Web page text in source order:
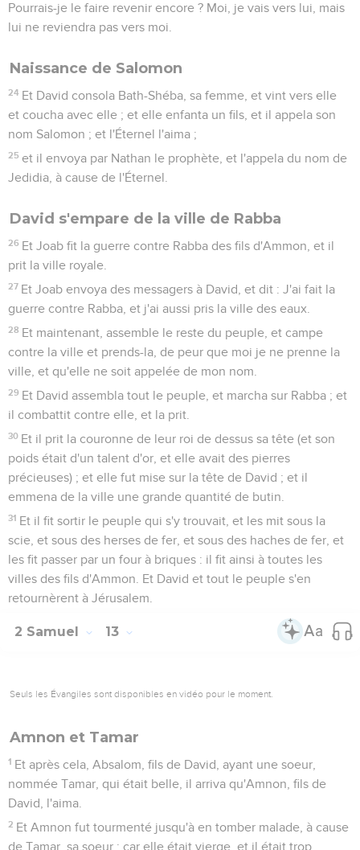
Pourrais-je le faire revenir encore ? Moi, je vais vers lui, mais
lui ne reviendra pas vers moi.
Naissance de Salomon
24 Et David consola Bath-Shéba, sa femme, et vint vers elle
et coucha avec elle ; et elle enfanta un fils, et il appela son
nom Salomon ; et l'Éternel l'aima ;
25 et il envoya par Nathan le prophète, et l'appela du nom de
Jedidia, à cause de l'Éternel.
David s'empare de la ville de Rabba
26 Et Joab fit la guerre contre Rabba des fils d'Ammon, et il
prit la ville royale.
27 Et Joab envoya des messagers à David, et dit : J'ai fait la
guerre contre Rabba, et j'ai aussi pris la ville des eaux.
28 Et maintenant, assemble le reste du peuple, et campe
contre la ville et prends-la, de peur que moi je ne prenne la
ville, et qu'elle ne soit appelée de mon nom.
29 Et David assembla tout le peuple, et marcha sur Rabba ; et
il combattit contre elle, et la prit.
30 Et il prit la couronne de leur roi de dessus sa tête (et son
poids était d'un talent d'or, et elle avait des pierres
précieuses) ; et elle fut mise sur la tête de David ; et il
emmena de la ville une grande quantité de butin.
31 Et il fit sortir le peuple qui s'y trouvait, et les mit sous la
scie, et sous des herses de fer, et sous des haches de fer, et
les fit passer par un four à briques : il fit ainsi à toutes les
villes des fils d'Ammon. Et David et tout le peuple s'en
retournèrent à Jérusalem.
2 Samuel 13
Seuls les Évangiles sont disponibles en vidéo pour le moment.
Amnon et Tamar
1 Et après cela, Absalom, fils de David, ayant une soeur,
nommée Tamar, qui était belle, il arriva qu'Amnon, fils de
David, l'aima.
2 Et Amnon fut tourmenté jusqu'à en tomber malade, à cause
de Tamar, sa soeur ; car elle était vierge, et il était trop